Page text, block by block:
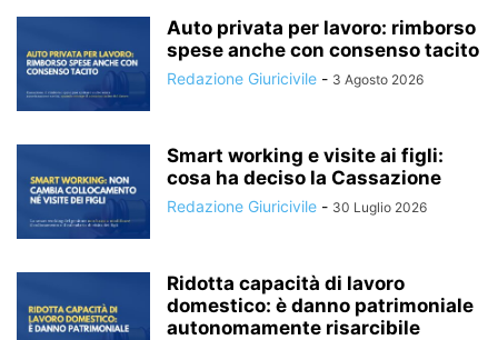
Auto privata per lavoro: rimborso
spese anche con consenso tacito
Redazione Giuricivile - 3 Agosto 2026
Smart working e visite ai figli:
cosa ha deciso la Cassazione
Redazione Giuricivile - 30 Luglio 2026
Ridotta capacità di lavoro
domestico: è danno patrimoniale
autonomamente risarcibile